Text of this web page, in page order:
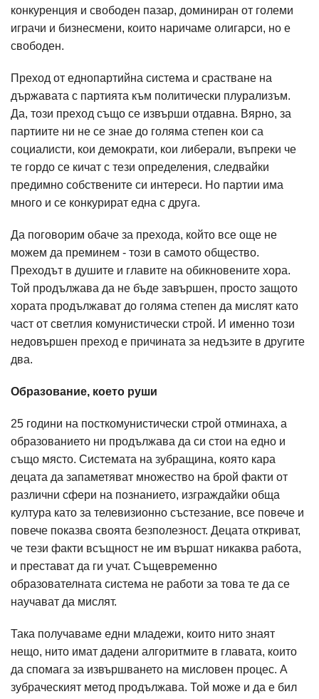
конкуренция и свободен пазар, доминиран от големи
играчи и бизнесмени, които наричаме олигарси, но е
свободен.
Преход от еднопартийна система и срастване на
държавата с партията към политически плурализъм.
Да, този преход също се извърши отдавна. Вярно, за
партиите ни не се знае до голяма степен кои са
социалисти, кои демократи, кои либерали, въпреки че
те гордо се кичат с тези определения, следвайки
предимно собствените си интереси. Но партии има
много и се конкурират една с друга.
Да поговорим обаче за прехода, който все още не
можем да преминем - този в самото общество.
Преходът в душите и главите на обикновените хора.
Той продължава да не бъде завършен, просто защото
хората продължават до голяма степен да мислят като
част от светлия комунистически строй. И именно този
недовършен преход е причината за недъзите в другите
два.
Образование, което руши
25 години на посткомунистически строй отминаха, а
образованието ни продължава да си стои на едно и
също място. Системата на зубращина, която кара
децата да запаметяват множество на брой факти от
различни сфери на познанието, изграждайки обща
култура като за телевизионно състезание, все повече и
повече показва своята безполезност. Децата откриват,
че тези факти всъщност не им вършат никаква работа,
и престават да ги учат. Същевременно
образователната система не работи за това те да се
научават да мислят.
Така получаваме едни младежи, които нито знаят
нещо, нито имат дадени алгоритмите в главата, които
да спомага за извършването на мисловен процес. А
зубраческият метод продължава. Той може и да е бил